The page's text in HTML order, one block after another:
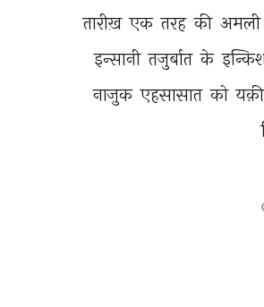
तारीख़ एक तरह की अमली
इन्सानी तजुर्बात के
नाज़ुक एहसासात को